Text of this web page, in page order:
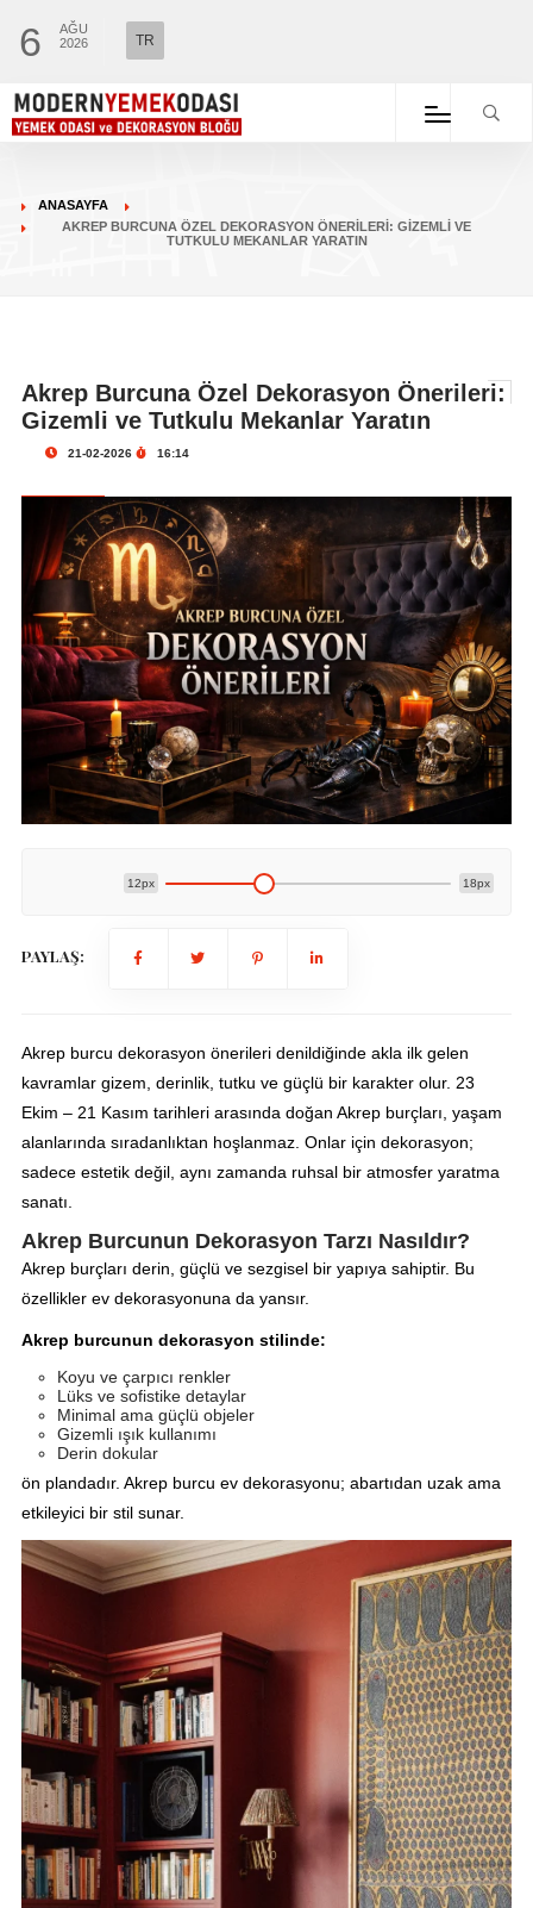
6
AĞU
2026
TR
ANASAYFA
AKREP BURCUNA ÖZEL DEKORASYON ÖNERILERI: GIZEMLI VE
TUTKULU MEKANLAR YARATIN
Akrep Burcuna Özel Dekorasyon Önerileri:
Gizemli ve Tutkulu Mekanlar Yaratın
21-02-2026 16:14
12px 18px
PAYLAŞ:
Akrep burcu dekorasyon önerileri denildiğinde akla ilk gelen
kavramlar gizem, derinlik, tutku ve güçlü bir karakter olur. 23
Ekim – 21 Kasım tarihleri arasında doğan Akrep burçları, yaşam
alanlarında sıradanlıktan hoşlanmaz. Onlar için dekorasyon;
sadece estetik değil, aynı zamanda ruhsal bir atmosfer yaratma
sanatı.
Akrep Burcunun Dekorasyon Tarzı Nasıldır?
Akrep burçları derin, güçlü ve sezgisel bir yapıya sahiptir. Bu
özellikler ev dekorasyonuna da yansır.
Akrep burcunun dekorasyon stilinde:
Koyu ve çarpıcı renkler
Lüks ve sofistike detaylar
Minimal ama güçlü objeler
Gizemli ışık kullanımı
Derin dokular
ön plandadır. Akrep burcu ev dekorasyonu; abartıdan uzak ama
etkileyici bir stil sunar.